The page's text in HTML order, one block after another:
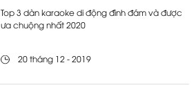
Top 3 dàn karaoke di động đình đám và được
ưa chuộng nhất 2020
20 tháng 12 - 2019